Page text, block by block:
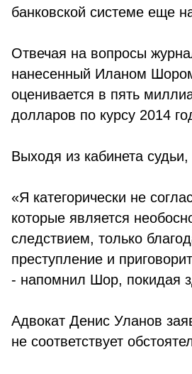
банковской системе еще
Отвечая на вопросы
нанесенный Иланом
оценивается в пять
долларов по курсу 2014
Выходя из кабинета
«Я категорически не
которые является
следствием, только
преступление и
- напомнил Шор, покидая
Адвокат Денис Уланов
не соответствует